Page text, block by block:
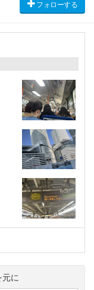
フォローする
に